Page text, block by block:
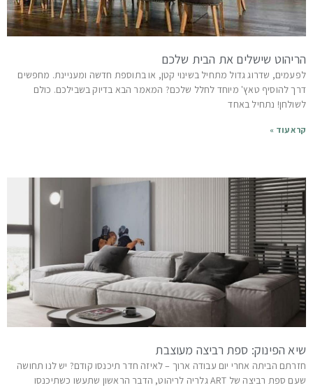
הריהוט שישלים את הבית שלכם
לפעמים, שדרוג גדול מתחיל בשינוי קטן, או בתוספת חדשה ומעניינת. מחפשים
דרך להוסיף טאץ' מיוחד לחלל שלכם? המאמר הבא בדיוק בשבילכם. כולם
לשולחן! נתחיל באחד
קרא עוד »
שיא הפינוק: ספת רביצה מעוצבת
חזרתם הביתה אחרי יום עבודה ארוך – לאיזה חדר תיכנסו קודם? יש לנו תחושה
שעם ספת רביצה של ART גלריה לריהוט, הדבר הראשון שתעשו כשתיכנסו